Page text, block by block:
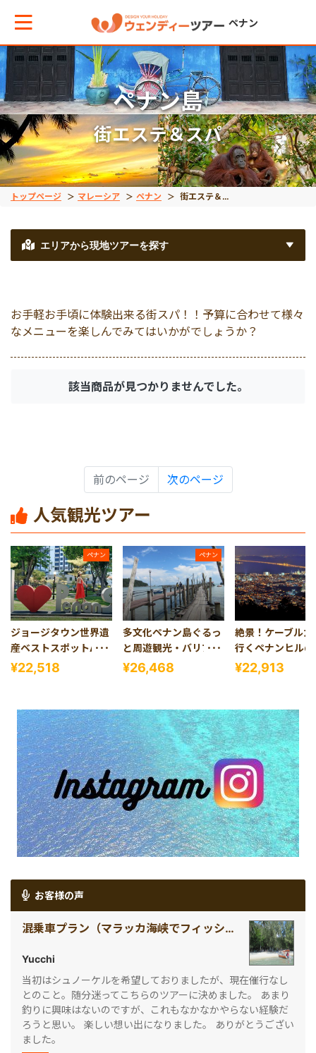
ペナン
トップページ マレーシア ペナン 街エステ＆スパ
ペナン島
街エステ＆スパ
エリアから現地ツアーを探す
お手軽お手頃に体験出来る街スパ！！予算に合わせて様々
なメニューを楽しんでみてはいかがでしょうか？
該当商品が見つかりませんでした。
前のページ 次のページ
人気観光ツアー
ペナン
ジョージタウン世界遺
産ベストスポットAll
in One＜午前発半日観
¥22,518
ペナン
多文化ペナン島ぐるっ
と周遊観光・バリプラ
ウ・世界遺産・寝釈迦
仏寺院＜午前発半日観
¥26,468
絶景！ケーブルカ
行くペナンヒル
＆極楽寺観光＜
観光＞
¥22,913
お客様の声
混乗車プラン（マラッカ海峡でフィッシングとバーベキュー（車送迎無し）＜午前発半日観光＞）
Yucchi
当初はシュノーケルを希望しておりましたが、現在催行なし
とのこと。随分迷ってこちらのツアーに決めました。 あまり
釣りに興味はないのですが、これもなかなかやらない経験だ
ろうと思い。 楽しい想い出になりました。 ありがとうござい
ました。
メインメニューへ戻る
マから現地ツアーを探す
ツアー
ャーター
テ＆スパ
日の過ごし方
遺産
パッケージ
メインメニューへ戻る
アからお役立ち情報を探す
ドネシア
ーシア
戻る
観光ツアー
午前発半日観光
午後発半日観光
夕方発観光
戻る
エステ＆スパ
街エステ＆スパ
戻る
体験/アクティビティ
異文化交流
ロングステイ下見
戻る
動物
オランウータン